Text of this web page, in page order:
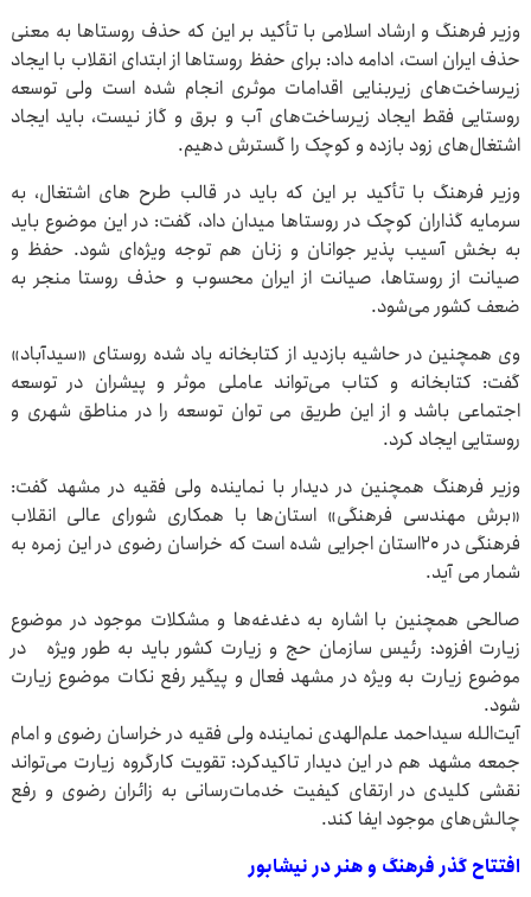
وزیر فرهنگ و ارشاد اسلامی با تأکید بر این که حذف روستاها به معنی
حذف ایران است، ادامه داد: برای حفظ روستاها از ابتدای انقلاب با ایجاد
زیرساخت‌های زیربنایی اقدامات موثری انجام شده است ولی توسعه
روستایی فقط ایجاد زیرساخت‌های آب و برق و گاز نیست، باید ایجاد
اشتغال‌های زود بازده و کوچک را گسترش دهیم.
وزیر فرهنگ با تأکید بر این که باید در قالب طرح های اشتغال، به
سرمایه گذاران کوچک در روستاها میدان داد، گفت: در این موضوع باید
به بخش آسیب پذیر جوانان و زنان هم توجه ویژه‌ای شود. حفظ و
صیانت از روستاها، صیانت از ایران محسوب و حذف روستا منجر به
ضعف کشور می‌شود.
وی همچنین در حاشیه بازدید از کتابخانه یاد شده روستای «سیدآباد»
گفت: کتابخانه و کتاب می‌تواند عاملی موثر و پیشران در توسعه
اجتماعی باشد و از این طریق می توان توسعه را در مناطق شهری و
روستایی ایجاد کرد.
وزیر فرهنگ همچنین در دیدار با نماینده ولی فقیه در مشهد گفت:
«برش مهندسی فرهنگی» استان‌ها با همکاری شورای عالی انقلاب
فرهنگی در ۲۰استان اجرایی شده است که خراسان‌ رضوی در این زمره به
شمار می آید.
صالحی همچنین با اشاره به دغدغه‌ها و مشکلات موجود در موضوع
زیارت افزود: رئیس سازمان حج و زیارت کشور باید به طور ویژه‌ در
موضوع زیارت به ویژه در مشهد فعال و پیگیر رفع نکات موضوع زیارت
شود.
آیت‌الله سیداحمد علم‌الهدی نماینده ولی فقیه در خراسان رضوی و امام
جمعه مشهد هم در این دیدار تاکیدکرد: تقویت کارگروه زیارت می‌تواند
نقشی کلیدی در ارتقای کیفیت خدمات‌رسانی به زائران رضوی و رفع
چالش‌های موجود ایفا کند.
افتتاح گذر فرهنگ و هنر در نیشابور